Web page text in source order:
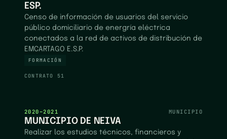
ESP.
Censo de información de usuarios del servicio
público domiciliario de energría eléctrica
conectados a la red de activos de distribución de
EMCARTAGO E.S.P.
FORMACIÓN
CONTRATO 51
2020–2021 MUNICIPIO
MUNICIPIO DE NEIVA
Realizar los estudios técnicos, financieros y